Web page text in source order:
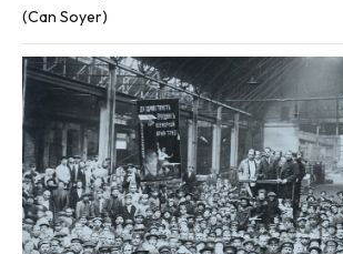
(Can Soyer)